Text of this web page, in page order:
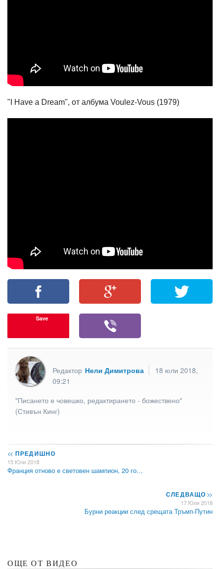
"I Have a Dream", от албума Voulez-Vous (1979)
Save
Редактор Нели Димитрова
18 юли 2018,
09:21
"Писането е човешко, редактирането - божествено"
(Стивън Кинг)
<< ПРЕДИШНО
15 Юли 2018
Франция отново е световен шампион, 20 го…
СЛЕДВАЩО>>
17 Юли 2018
Бурни реакции след срещата Тръмп-Путин
ОЩЕ ОТ ВИДЕО